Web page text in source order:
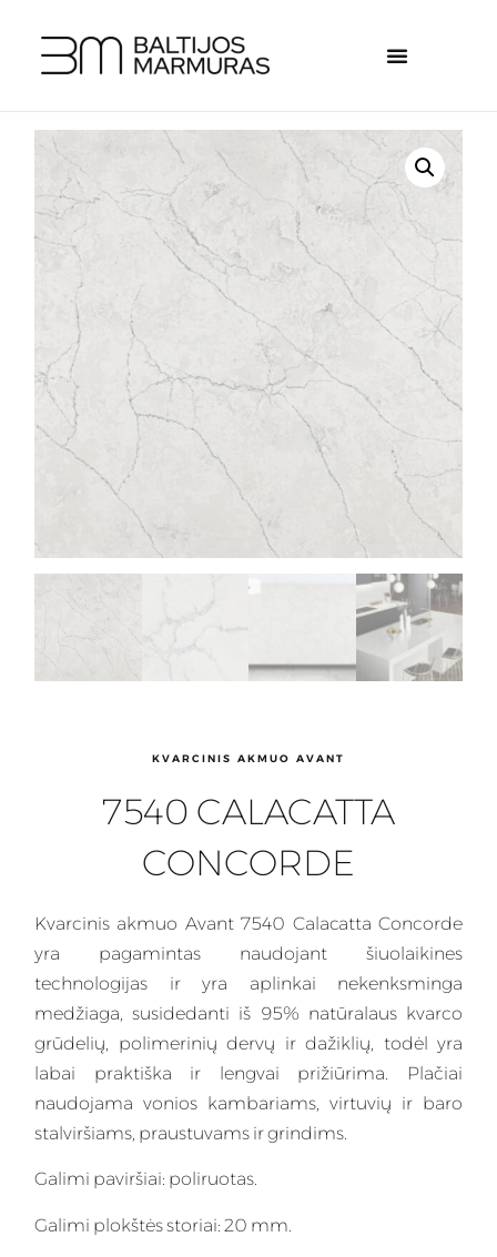
KVARCINIS AKMUO AVANT
7540 CALACATTA
CONCORDE
Kvarcinis akmuo Avant 7540 Calacatta Concorde
yra pagamintas naudojant šiuolaikines
technologijas ir yra aplinkai nekenksminga
medžiaga, susidedanti iš 95% natūralaus kvarco
grūdelių, polimerinių dervų ir dažiklių, todėl yra
labai praktiška ir lengvai prižiūrima. Plačiai
naudojama vonios kambariams, virtuvių ir baro
stalviršiams, praustuvams ir grindims.
Galimi paviršiai: poliruotas.
Galimi plokštės storiai: 20 mm.